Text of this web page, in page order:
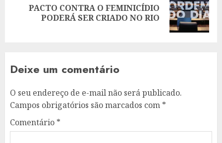
NextPACTO CONTRA O FEMINICÍDIO
PODERÁ SER CRIADO NO RIO
Deixe um comentário
O seu endereço de e-mail não será publicado.
Campos obrigatórios são marcados com *
Comentário *